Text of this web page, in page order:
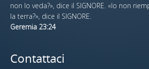
non lo veda?», dice il SIGNORE. «Io non
la terra?», dice il SIGNORE.
Geremia 23:24
Contattaci